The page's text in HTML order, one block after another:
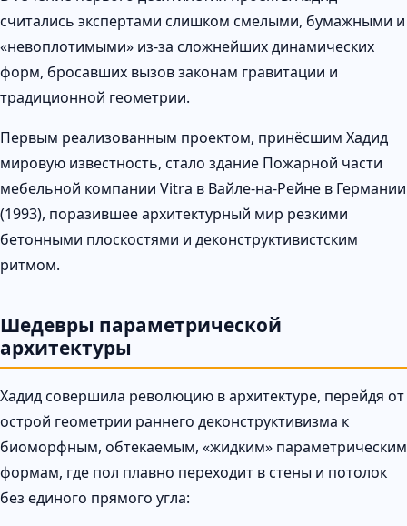
считались экспертами слишком смелыми, бумажными и
«невоплотимыми» из-за сложнейших динамических
форм, бросавших вызов законам гравитации и
традиционной геометрии.
Первым реализованным проектом, принёсшим Хадид
мировую известность, стало здание Пожарной части
мебельной компании Vitra в Вайле-на-Рейне в Германии
(1993), поразившее архитектурный мир резкими
бетонными плоскостями и деконструктивистским
ритмом.
Шедевры параметрической
архитектуры
Хадид совершила революцию в архитектуре, перейдя от
острой геометрии раннего деконструктивизма к
биоморфным, обтекаемым, «жидким» параметрическим
формам, где пол плавно переходит в стены и потолок
без единого прямого угла: